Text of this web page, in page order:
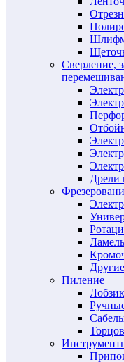
Сверление,
Дрели
Пиление